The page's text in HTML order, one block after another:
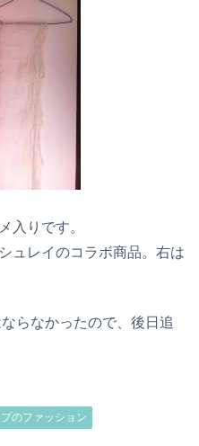
入りです。
ュレイのコラボ商品。右は
らなかったので、後日追
のファッション